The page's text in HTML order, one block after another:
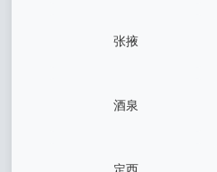
张掖
酒泉
定西